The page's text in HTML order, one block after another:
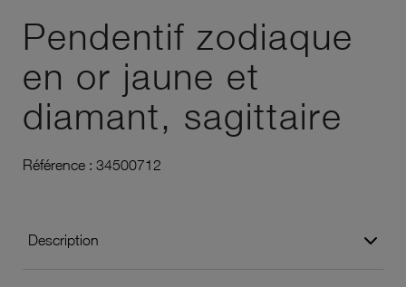
Pendentif zodiaque
en or jaune et
diamant, sagittaire
Référence : 34500712
Description